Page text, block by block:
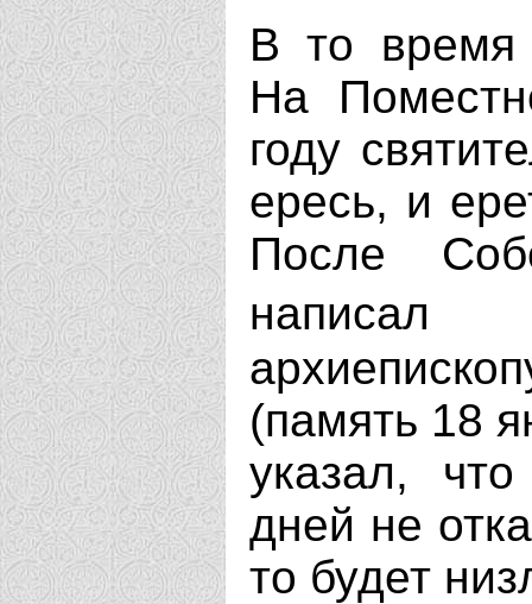
В то время
На
году
ересь, и
После
(память 18
указал,
дней не
то будет